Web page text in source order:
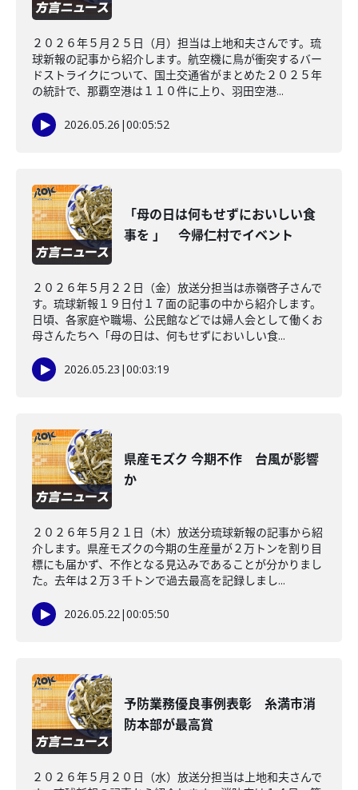
２０２６年５月２５日（月）担当は上地和夫さんです。琉
球新報の記事から紹介します。航空機に鳥が衝突するバー
ドストライクについて、国土交通省がまとめた２０２５年
の統計で、那覇空港は１１０件に上り、羽田空港...
2026.05.26 |00:05:52
「母の日は何もせずにおいしい食
事を 」 今帰仁村でイベント
２０２６年５月２２日（金）放送分担当は赤嶺啓子さんで
す。琉球新報１９日付１７面の記事の中から紹介します。
日頃、各家庭や職場、公民館などでは婦人会として働くお
母さんたちへ「母の日は、何もせずにおいしい食...
2026.05.23 |00:03:19
県産モズク 今期不作 台風が影響
か
２０２６年５月２１日（木）放送分琉球新報の記事から紹
介します。県産モズクの今期の生産量が２万トンを割り目
標にも届かず、不作となる見込みであることが分かりまし
た。去年は２万３千トンで過去最高を記録しまし...
2026.05.22|00:05:50
予防業務優良事例表彰 糸満市消
防本部が最高賞
２０２６年５月２０日（水）放送分担当は上地和夫さんで